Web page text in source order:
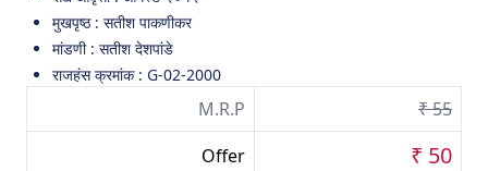
मुखपृष्ठ : सतीश पाकणीकर
मांडणी : सतीश देशपांडे
राजहंस क्रमांक : G-02-2000
M.R.P
₹ 55
Offer
₹ 50